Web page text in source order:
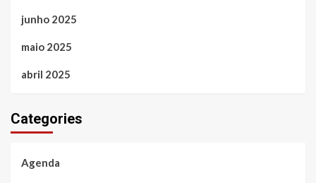
junho 2025
maio 2025
abril 2025
Categories
Agenda